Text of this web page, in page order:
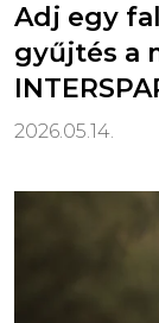
Adj egy
gyűjtés a
2026.05.14.